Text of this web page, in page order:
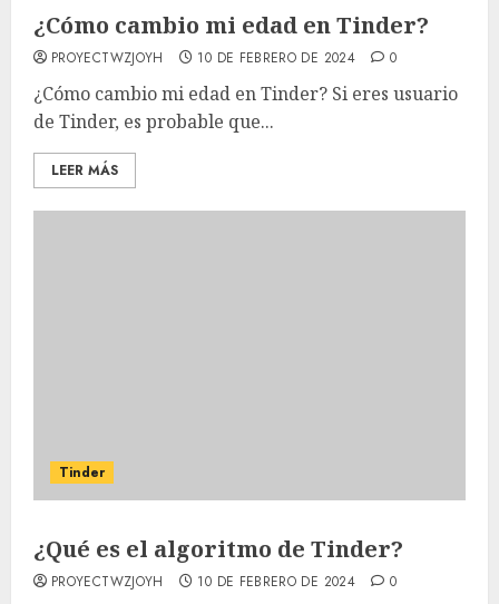
¿Cómo cambio mi edad en Tinder?
PROYECTWZJOYH 10 DE FEBRERO DE 2024 0
¿Cómo cambio mi edad en Tinder? Si eres usuario
de Tinder, es probable que...
LEER MÁS
Tinder
¿Qué es el algoritmo de Tinder?
PROYECTWZJOYH 10 DE FEBRERO DE 2024 0